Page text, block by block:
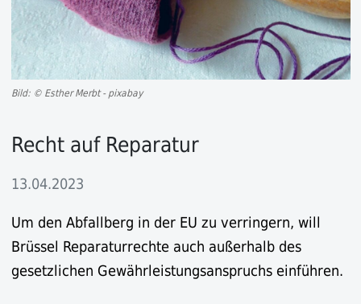
Bild: © Esther Merbt - pixabay
Recht auf Reparatur
13.04.2023
Um den Abfallberg in der EU zu verringern, will
Brüssel Reparaturrechte auch außerhalb des
gesetzlichen Gewährleistungsanspruchs einführen.